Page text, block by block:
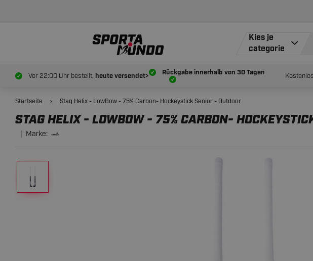
Kies je
categorie
Vor 22:00 Uhr bestellt, heute versendet> Rückgabe innerhalb von 30 Tagen
STAG HELIX - LOWBOW - 75% CARBON-
Marke:
Startseite Stag Helix - LowBow - 75% Carbon- Hockeystick Senior - Outdoor